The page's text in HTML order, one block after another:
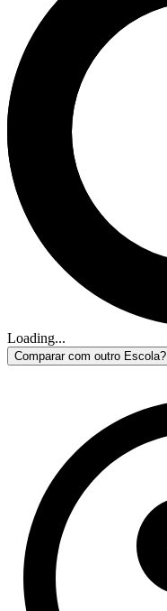
Loading...
Comparar com outro Escola?